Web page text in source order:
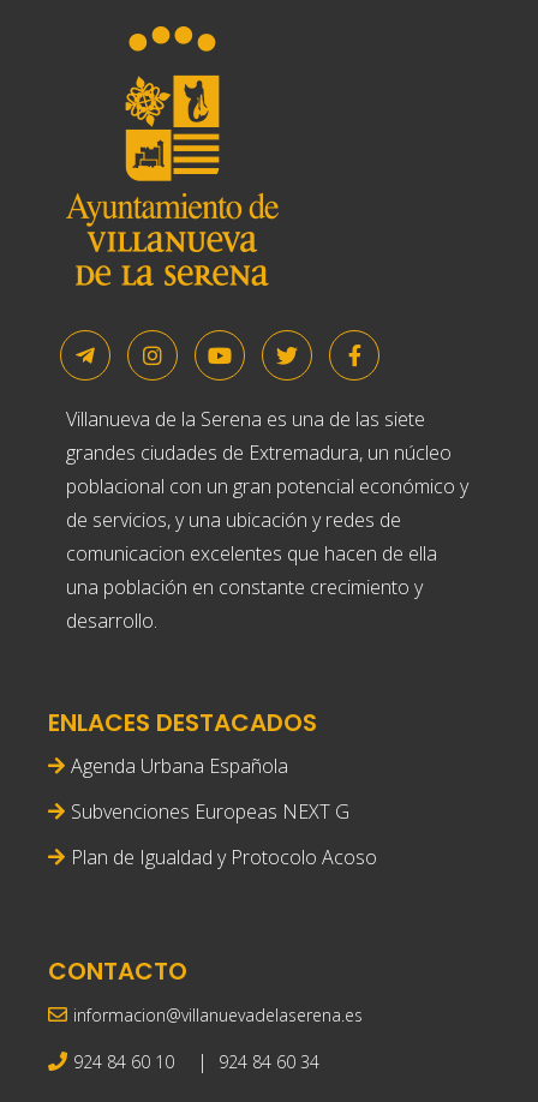
Villanueva de la Serena es una de las siete
grandes ciudades de Extremadura, un núcleo
poblacional con un gran potencial económico y
de servicios, y una ubicación y redes de
comunicacion excelentes que hacen de ella
una población en constante crecimiento y
desarrollo.
ENLACES DESTACADOS
Agenda Urbana Española
Subvenciones Europeas NEXT G
Plan de Igualdad y Protocolo Acoso
CONTACTO
informacion@villanuevadelaserena.es
924 84 60 10 | 924 84 60 34